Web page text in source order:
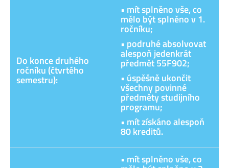
Do konce druhého
ročníku (čtvrtého
semestru):
• mít splněno vše, co
mělo být splněno v 1.
ročníku;
• podruhé absolvovat
alespoň jedenkrát
předmět 55F902;
• úspěšně ukončit
všechny povinné
předměty studijního
programu;
• mít získáno alespoň
80 kreditů.
• mít splněno vše, co